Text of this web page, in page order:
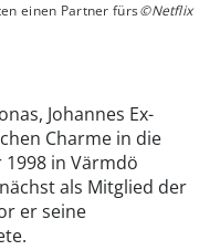
einen Partner fürs©Netflix
Johannes Ex-
Charme in die
in Värmdö
als Mitglied der
er seine